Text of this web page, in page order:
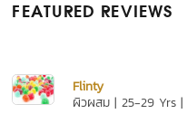
FEATURED REVIEWS
Flinty
ผิวผสม | 25-29 Yrs |